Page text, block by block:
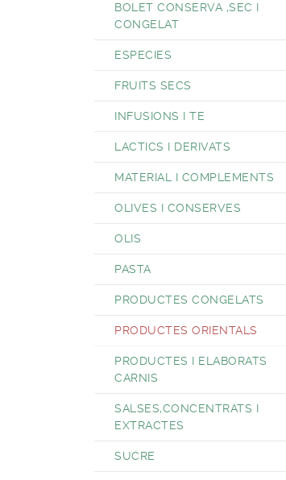
BOLET CONSERVA ,SEC I
CONGELAT
ESPECIES
FRUITS SECS
INFUSIONS I TE
LACTICS I DERIVATS
MATERIAL I COMPLEMENTS
OLIVES I CONSERVES
OLIS
PASTA
PRODUCTES CONGELATS
PRODUCTES ORIENTALS
PRODUCTES I ELABORATS
CARNIS
SALSES,CONCENTRATS I
EXTRACTES
SUCRE